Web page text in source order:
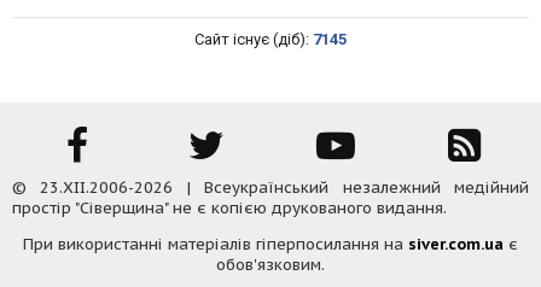
Сайт існує (діб): 7145
© 23.XII.2006-2026 | Всеукраїнський незалежний медійний
простір "Сіверщина" не є копією друкованого видання.
При використанні матеріалів гіперпосилання на siver.com.ua є
обов'язковим.